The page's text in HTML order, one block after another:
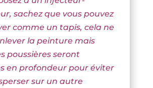
sachez que vous pouvez
comme un tapis, cela ne
la peinture mais
poussières seront
en profondeur pour éviter
sur un autre